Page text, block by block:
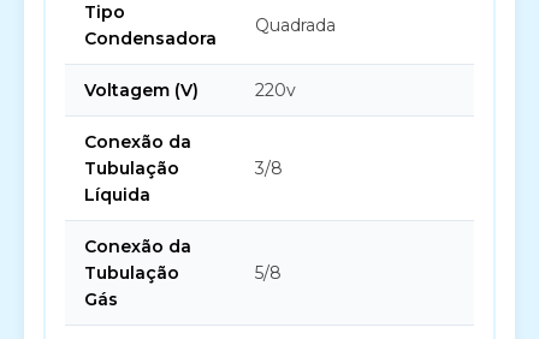
Tipo
Condensadora
Quadrada
Voltagem (V) 220v
Conexão da
Tubulação
Líquida
3/8
Conexão da
Tubulação
Gás
5/8